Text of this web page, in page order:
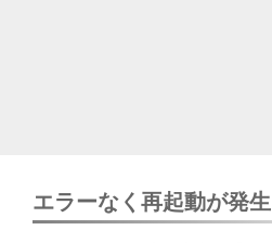
エラーなく再起動が発生